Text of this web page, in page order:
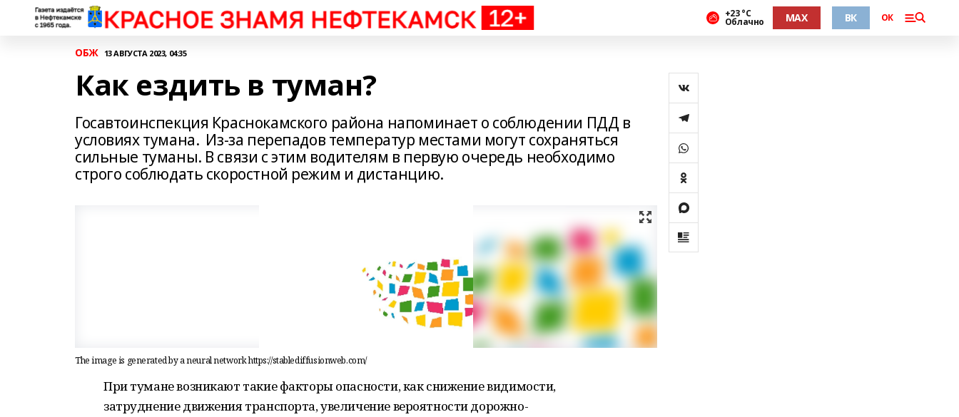
+23 °С
Облачно MAX ВК ОК
ОБЖ 13 АВГУСТА 2023, 04:35
Как ездить в туман?
Госавтоинспекция Краснокамского района напоминает о соблюдении ПДД в
условиях тумана. Из-за перепадов температур местами могут сохраняться
сильные туманы. В связи с этим водителям в первую очередь необходимо
строго соблюдать скоростной режим и дистанцию.
The image is generated by a neural network https://stablediffusionweb.com/
При тумане возникают такие факторы опасности, как снижение видимости,
затруднение движения транспорта, увеличение вероятности дорожно-